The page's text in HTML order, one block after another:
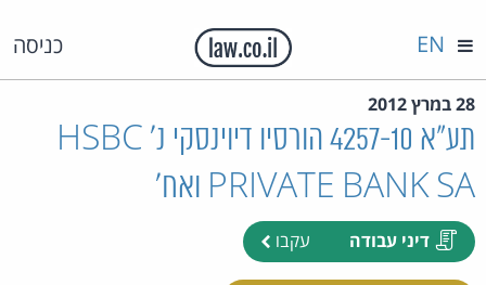
כניסה EN
28 במרץ 2012
תע"א 4257-10 הורסיו דיוינסקי נ' HSBC
PRIVATE BANK SA ואח'
דיני עבודה עקבו